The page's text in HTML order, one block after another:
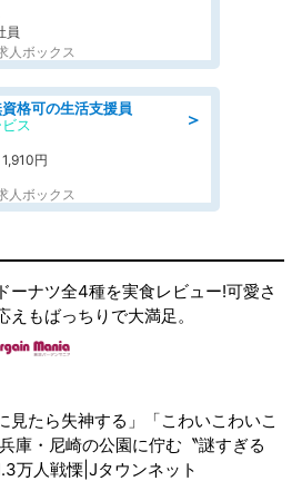
員
人ボックス
＞
格可の生活支援員
ス
円
人ボックス
ーナツ全4種を実食レビュー!可愛さ
えもばっちりで大満足。
見たら失神する」「こわいこわいこ
庫・尼崎の公園に佇む〝謎すぎる
万人戦慄|Jタウンネット